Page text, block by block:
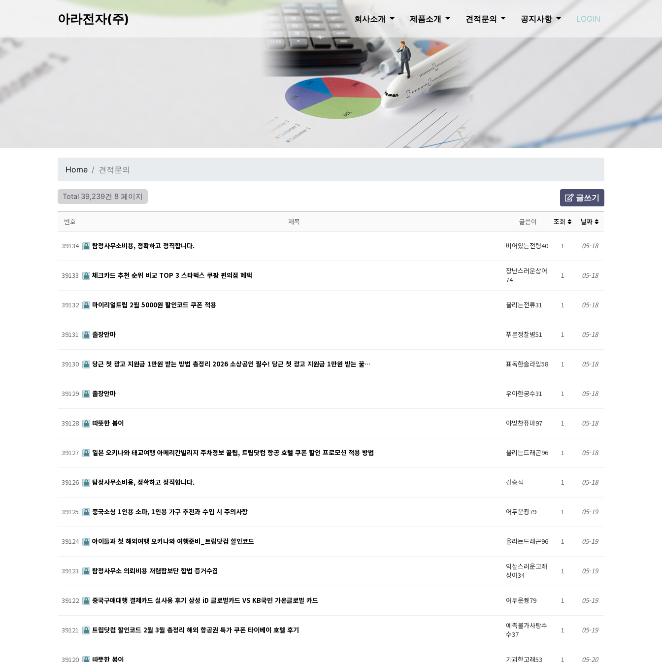
아라전자(주) 회사소개 제품소개 견적문의 공지사항 LOGIN
Home 견적문의
Total 39,239건 8 페이지 글쓰기
번호 제목 글쓴이 조회 날짜
39134 탐정사무소비용, 정확하고 정직합니다. 비어있는전령40 1 05-18
39133 체크카드 추천 순위 비교 TOP 3 스타벅스 쿠팡 편의점 혜택
장난스러운상어
74
1 05-18
39132 마이리얼트립 2월 5000원 할인코드 쿠폰 적용 울리는전류31 1 05-18
39131 출장안마 푸른정찰병51 1 05-18
39130 당근 첫 광고 지원금 1만원 받는 방법 총정리 2026 소상공인 필수! 당근 첫 광고 지원금 1만원 받는 꿀… 표독한슬라임58 1 05-18
39129 출장안마 우아한궁수31 1 05-18
39128 따뜻한 봄이 야망찬퓨마97 1 05-18
39127 일본 오키나와 태교여행 아메리칸빌리지 주차정보 꿀팁, 트립닷컴 항공 호텔 쿠폰 할인 프로모션 적용 방법 울리는드래곤96 1 05-18
39126 탐정사무소비용, 정확하고 정직합니다. 강승석 1 05-18
39125 중국소싱 1인용 소파, 1인용 가구 추천과 수입 시 주의사항 어두운꿩79 1 05-19
39124 아이들과 첫 해외여행 오키나와 여행준비_트립닷컴 할인코드 울리는드래곤96 1 05-19
39123 탐정사무소 의뢰비용 저렴함보단 합법 증거수집
익살스러운고래
상어34
1 05-19
39122 중국구매대행 결제카드 실사용 후기 삼성 iD 글로벌카드 VS KB국민 가온글로벌 카드 어두운꿩79 1 05-19
39121 트립닷컴 할인코드 2월 3월 총정리 해외 항공권 특가 쿠폰 타이베이 호텔 후기
예측불가사탕수
수37
1 05-19
39120 따뜻한 봄이 기괴한고래53 1 05-20